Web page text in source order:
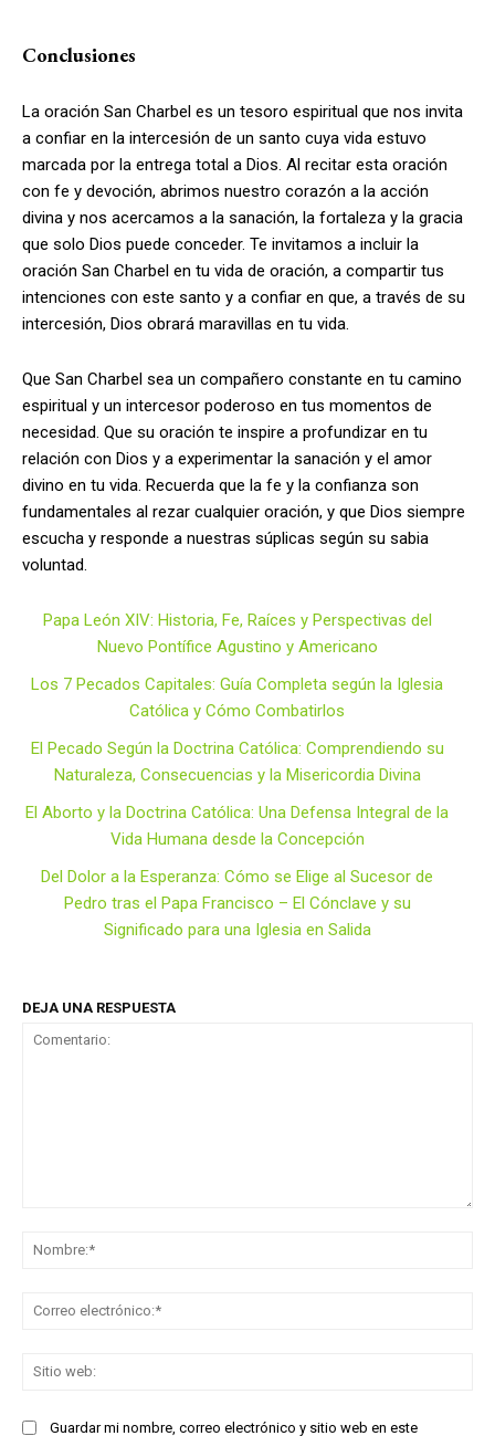
Conclusiones
La oración San Charbel es un tesoro espiritual que nos invita
a confiar en la intercesión de un santo cuya vida estuvo
marcada por la entrega total a Dios. Al recitar esta oración
con fe y devoción, abrimos nuestro corazón a la acción
divina y nos acercamos a la sanación, la fortaleza y la gracia
que solo Dios puede conceder. Te invitamos a incluir la
oración San Charbel en tu vida de oración, a compartir tus
intenciones con este santo y a confiar en que, a través de su
intercesión, Dios obrará maravillas en tu vida.
Que San Charbel sea un compañero constante en tu camino
espiritual y un intercesor poderoso en tus momentos de
necesidad. Que su oración te inspire a profundizar en tu
relación con Dios y a experimentar la sanación y el amor
divino en tu vida. Recuerda que la fe y la confianza son
fundamentales al rezar cualquier oración, y que Dios siempre
escucha y responde a nuestras súplicas según su sabia
voluntad.
Papa León XIV: Historia, Fe, Raíces y Perspectivas del
Nuevo Pontífice Agustino y Americano
Los 7 Pecados Capitales: Guía Completa según la Iglesia
Católica y Cómo Combatirlos
El Pecado Según la Doctrina Católica: Comprendiendo su
Naturaleza, Consecuencias y la Misericordia Divina
El Aborto y la Doctrina Católica: Una Defensa Integral de la
Vida Humana desde la Concepción
Del Dolor a la Esperanza: Cómo se Elige al Sucesor de
Pedro tras el Papa Francisco – El Cónclave y su
Significado para una Iglesia en Salida
DEJA UNA RESPUESTA
Guardar mi nombre, correo electrónico y sitio web en este